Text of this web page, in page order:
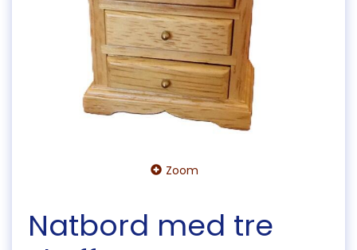
Zoom
Natbord med tre